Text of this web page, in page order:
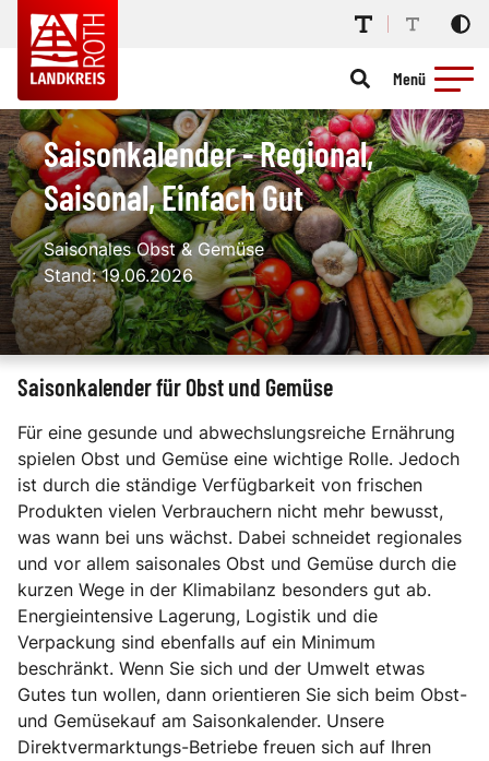
Menü
Saisonkalender - Regional,
Saisonal, Einfach Gut
Saisonales Obst & Gemüse
Stand: 19.06.2026
Saisonkalender für Obst und Gemüse
Für eine gesunde und abwechslungsreiche Ernährung
spielen Obst und Gemüse eine wichtige Rolle. Jedoch
ist durch die ständige Verfügbarkeit von frischen
Produkten vielen Verbrauchern nicht mehr bewusst,
was wann bei uns wächst. Dabei schneidet regionales
und vor allem saisonales Obst und Gemüse durch die
kurzen Wege in der Klimabilanz besonders gut ab.
Energieintensive Lagerung, Logistik und die
Verpackung sind ebenfalls auf ein Minimum
beschränkt. Wenn Sie sich und der Umwelt etwas
Gutes tun wollen, dann orientieren Sie sich beim Obst-
und Gemüsekauf am Saisonkalender. Unsere
Direktvermarktungs-Betriebe freuen sich auf Ihren